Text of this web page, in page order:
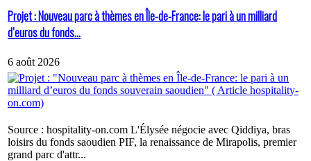
Projet : Nouveau parc à thèmes en Île-de-France: le pari à un milliard
d’euros du fonds...
6 août 2026
Source : hospitality-on.com L'Élysée négocie avec Qiddiya, bras
loisirs du fonds saoudien PIF, la renaissance de Mirapolis, premier
grand parc d'attr...